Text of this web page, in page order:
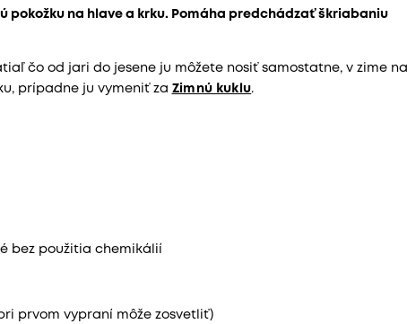
pokožku na hlave a krku. Pomáha predchádzať škriabaniu
čo od jari do jesene ju môžete nosiť samostatne, v zime na
prípadne ju vymeniť za Zimnú kuklu.
bez použitia chemikálií
prvom vypraní môže zosvetliť)